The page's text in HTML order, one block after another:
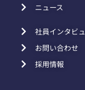
ニュース
社員インタビ
お問い合わせ
採用情報